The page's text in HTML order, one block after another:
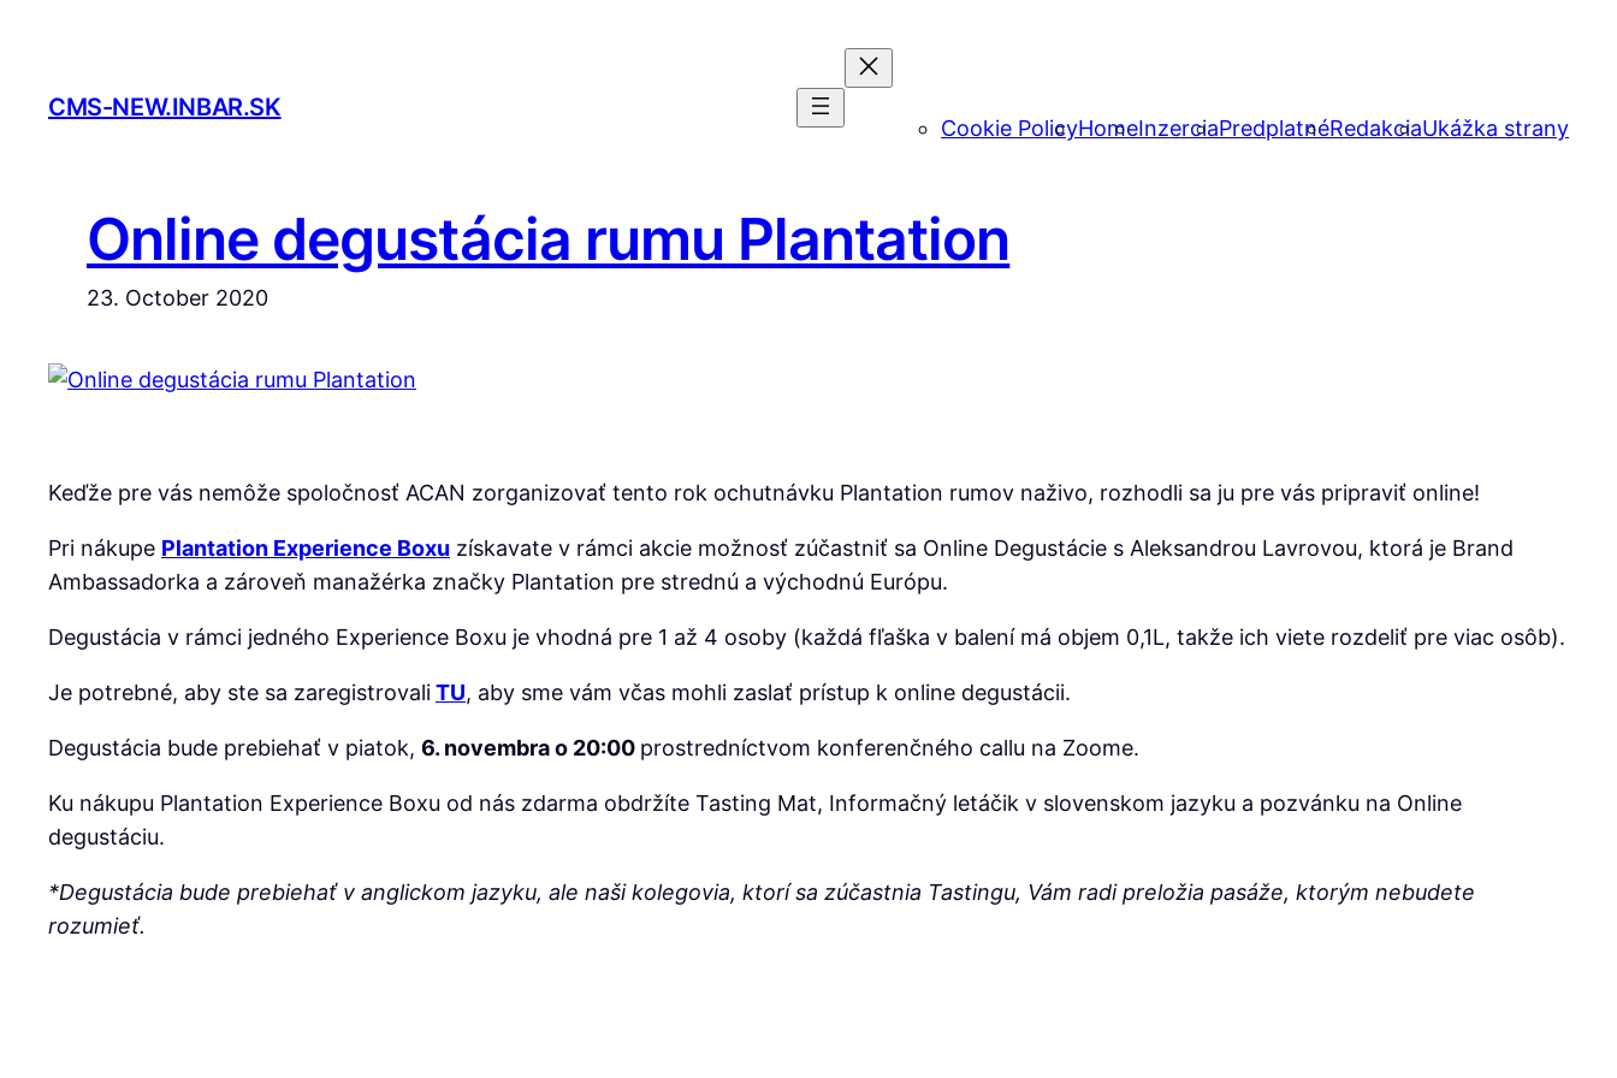
content
CMS-NEW.INBAR.SK
Cookie PolicyHomeInzerciaPredplatnéRedakciaUkážka strany
Online degustácia rumu Plantation
23. October 2020
Keďže pre vás nemôže spoločnosť ACAN zorganizovať tento rok ochutnávku Plantation rumov naživo, rozhodli sa ju pre vás pripraviť online!
Pri nákupe Plantation Experience Boxu získavate v rámci akcie možnosť zúčastniť sa Online Degustácie s Aleksandrou Lavrovou, ktorá je Brand
Ambassadorka a zároveň manažérka značky Plantation pre strednú a východnú Európu.
Degustácia v rámci jedného Experience Boxu je vhodná pre 1 až 4 osoby (každá fľaška v balení má objem 0,1L, takže ich viete rozdeliť pre viac osôb).
Je potrebné, aby ste sa zaregistrovaliTU, aby sme vám včas mohli zaslať prístup k online degustácii.
Degustácia bude prebiehať v piatok, 6. novembra o 20:00 prostredníctvom konferenčného callu na Zoome.
Ku nákupu Plantation Experience Boxu od nás zdarma obdržíte Tasting Mat, Informačný letáčik v slovenskom jazyku a pozvánku na Online
degustáciu.
*Degustácia bude prebiehať v anglickom jazyku, ale naši kolegovia, ktorí sa zúčastnia Tastingu, Vám radi preložia pasáže, ktorým nebudete
rozumieť.